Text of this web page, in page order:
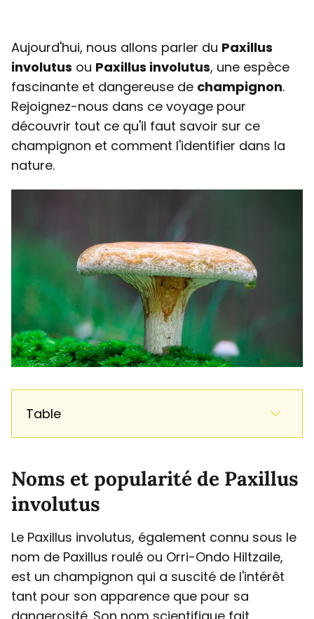
Aujourd'hui, nous allons parler du Paxillus
involutus ou Paxillus involutus, une espèce
fascinante et dangereuse de champignon.
Rejoignez-nous dans ce voyage pour
découvrir tout ce qu'il faut savoir sur ce
champignon et comment l'identifier dans la
nature.
Table
Noms et popularité de Paxillus
involutus
Le Paxillus involutus, également connu sous le
nom de Paxillus roulé ou Orri-Ondo Hiltzaile,
est un champignon qui a suscité de l'intérêt
tant pour son apparence que pour sa